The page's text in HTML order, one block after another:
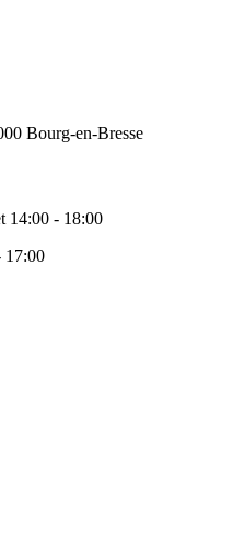
Bourg-en-Bresse
14:00 - 18:00
17:00